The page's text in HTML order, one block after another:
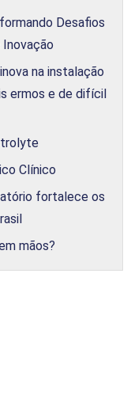
Desafios
na instalação
ermos e de difícil
Clínico
fortalece os
mãos?